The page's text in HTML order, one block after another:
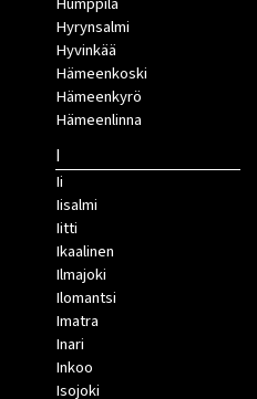
Hyrynsalmi
Hyvinkää
Hämeenkoski
Hämeenkyrö
Hämeenlinna
I
Ii
Iisalmi
Iitti
Ikaalinen
Ilmajoki
Ilomantsi
Imatra
Inari
Inkoo
Isojoki